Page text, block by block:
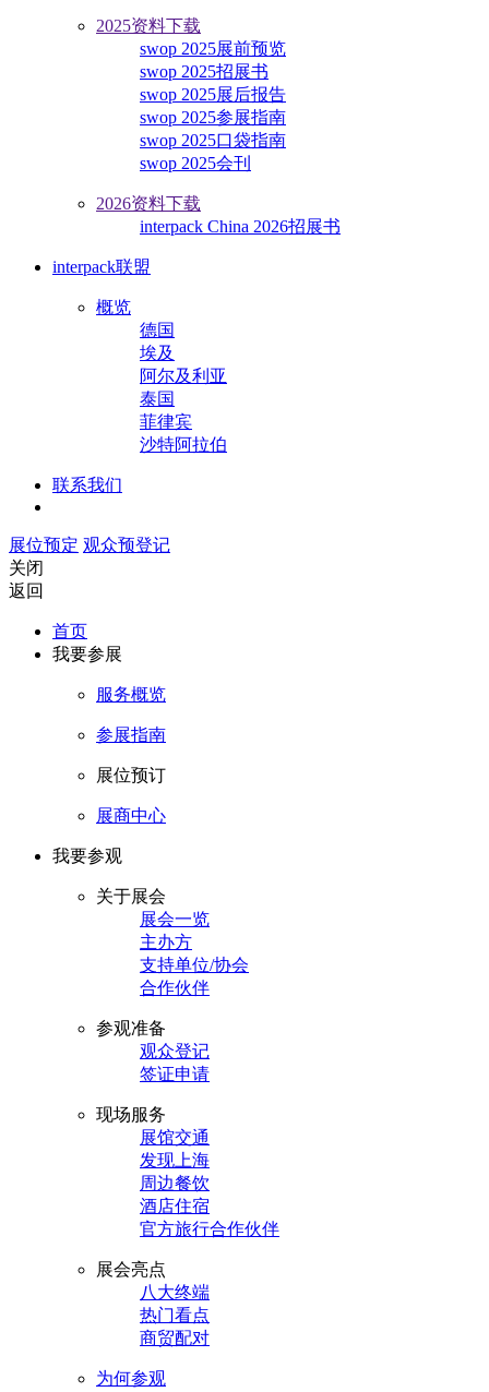
2025资料下载
swop 2025展前预览
swop 2025招展书
swop 2025展后报告
swop 2025参展指南
swop 2025口袋指南
swop 2025会刊
2026资料下载
interpack China 2026招展书
interpack联盟
概览
德国
埃及
阿尔及利亚
泰国
菲律宾
沙特阿拉伯
联系我们
展位预定 观众预登记
关闭
返回
首页
我要参展
服务概览
参展指南
展位预订
展商中心
我要参观
关于展会
展会一览
主办方
支持单位/协会
合作伙伴
参观准备
观众登记
签证申请
现场服务
展馆交通
发现上海
周边餐饮
酒店住宿
官方旅行合作伙伴
展会亮点
八大终端
热门看点
商贸配对
为何参观